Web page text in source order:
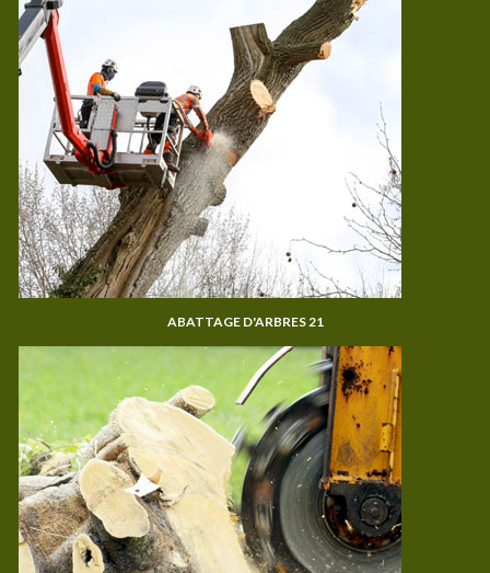
ABATTAGE D'ARBRES 21